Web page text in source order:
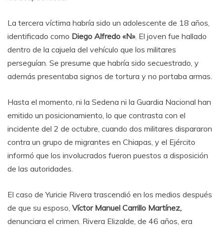
La tercera víctima habría sido un adolescente de 18 años,
identificado como Diego Alfredo «N». El joven fue hallado
dentro de la cajuela del vehículo que los militares
perseguían. Se presume que habría sido secuestrado, y
además presentaba signos de tortura y no portaba armas.
Hasta el momento, ni la Sedena ni la Guardia Nacional han
emitido un posicionamiento, lo que contrasta con el
incidente del 2 de octubre, cuando dos militares dispararon
contra un grupo de migrantes en Chiapas, y el Ejército
informó que los involucrados fueron puestos a disposición
de las autoridades.
El caso de Yuricie Rivera trascendió en los medios después
de que su esposo, Víctor Manuel Carrillo Martínez,
denunciara el crimen. Rivera Elizalde, de 46 años, era